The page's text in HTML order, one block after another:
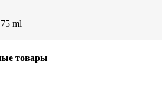
75 ml
товары